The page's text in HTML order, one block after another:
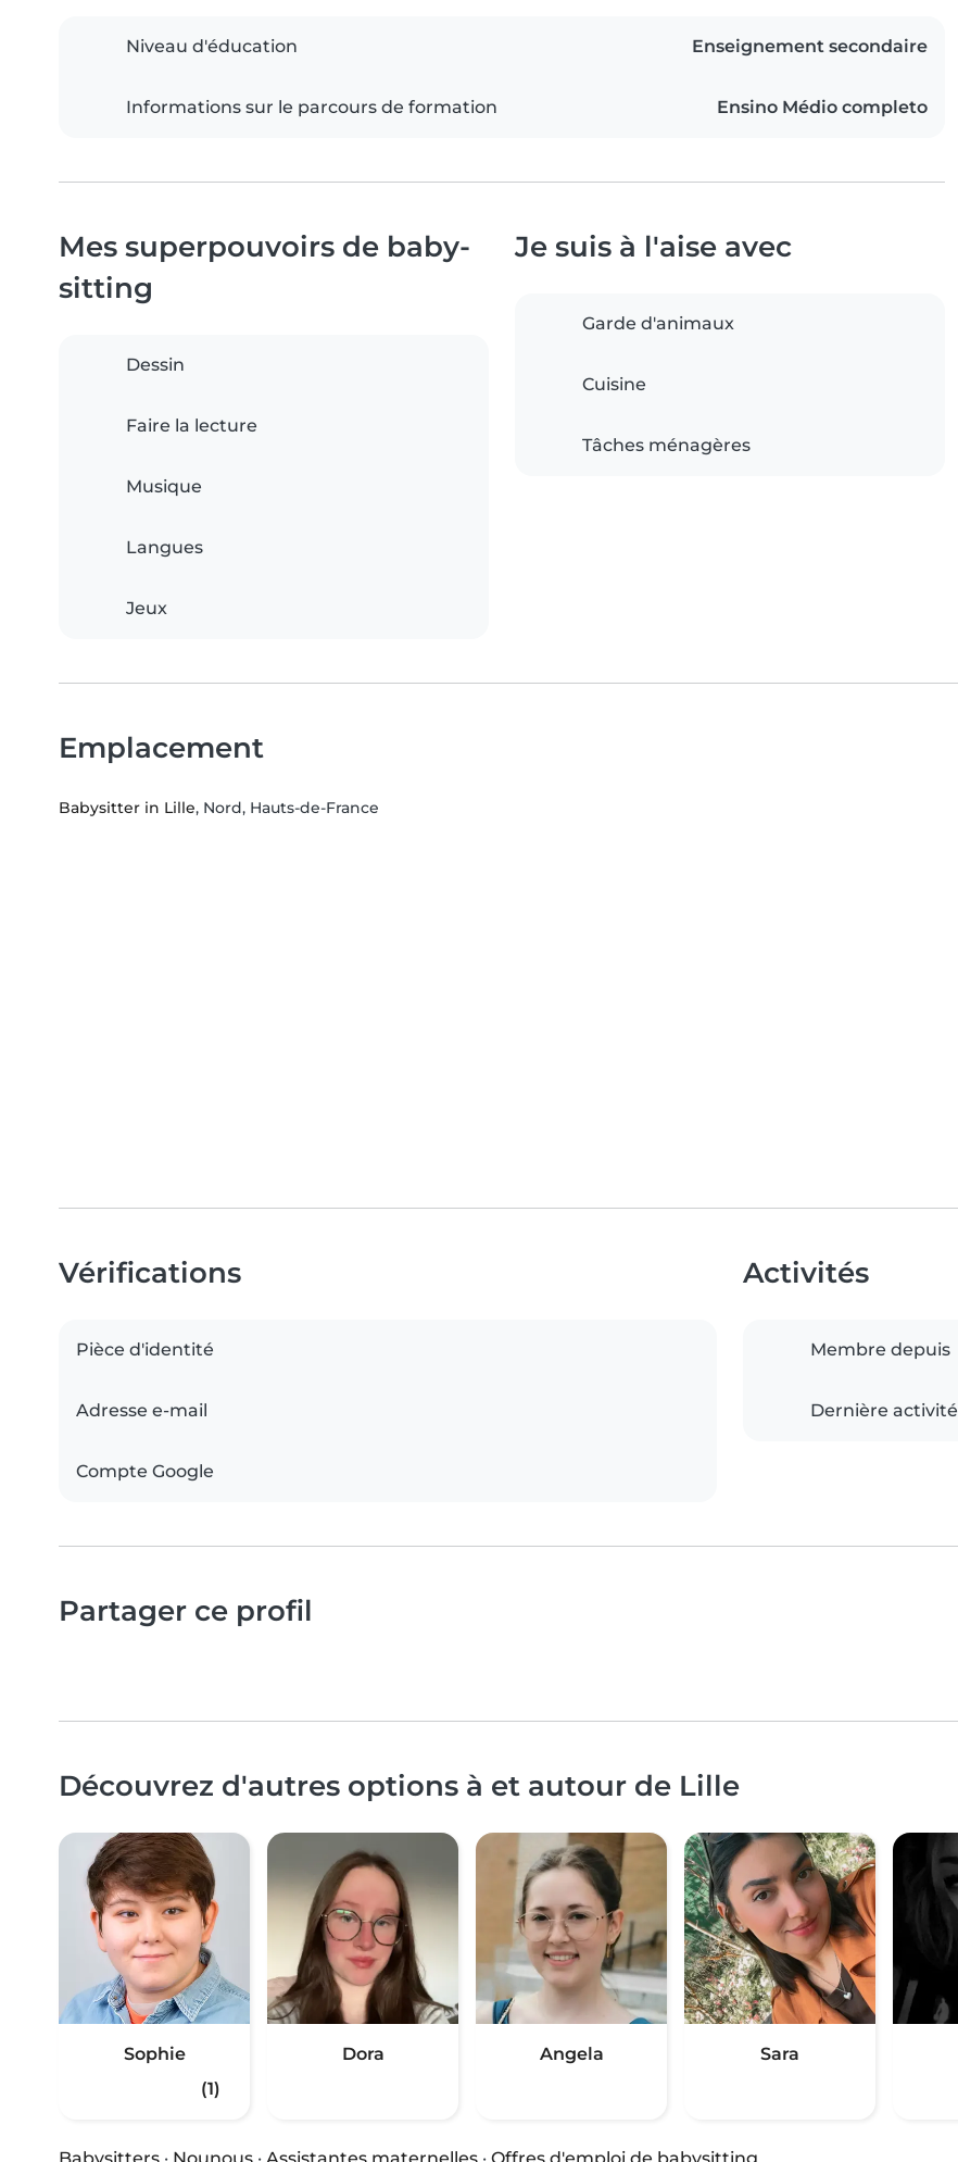
Niveau d'éducation Enseignement secondaire
Informations sur le parcours de formation Ensino Médio completo
Mes superpouvoirs de baby-
sitting
Dessin
Faire la lecture
Musique
Langues
Jeux
Je suis à l'aise avec
Garde d'animaux
Cuisine
Tâches ménagères
Emplacement
Babysitter in Lille, Nord, Hauts-de-France
Vérifications
Pièce d'identité
Adresse e-mail
Compte Google
Activités
Membre depuis
Dernière activité
Partager ce profil
Découvrez d'autres options à et autour de Lille
Sophie
(1)
Dora Angela Sara